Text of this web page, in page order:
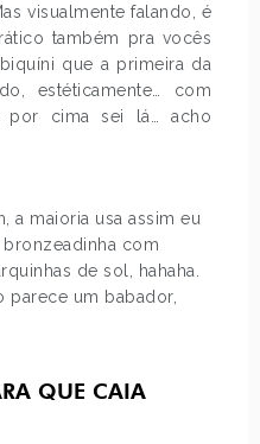
visualmente falando, é
também pra vocês
que a primeira da
estéticamente… com
por cima sei lá… acho
a maioria usa assim eu
com
de sol, hahaha.
parece um babador,
QUE CAIA